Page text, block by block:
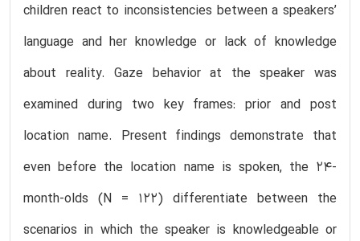
children react to inconsistencies between a speakers’
language and her knowledge or lack of knowledge
about reality. Gaze behavior at the speaker was
examined during two key frames: prior and post
location name. Present findings demonstrate that
even before the location name is spoken, the 24-
month-olds (N = 122) differentiate between the
scenarios in which the speaker is knowledgeable or